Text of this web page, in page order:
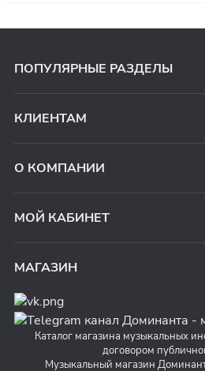
ПОПУЛЯРНЫЕ РАЗДЕЛЫ
КЛИЕНТАМ
О КОМПАНИИ
МОЙ КАБИНЕТ
МАГАЗИН
Каталог магазина музыкальных
договором
Музыкальный магазин